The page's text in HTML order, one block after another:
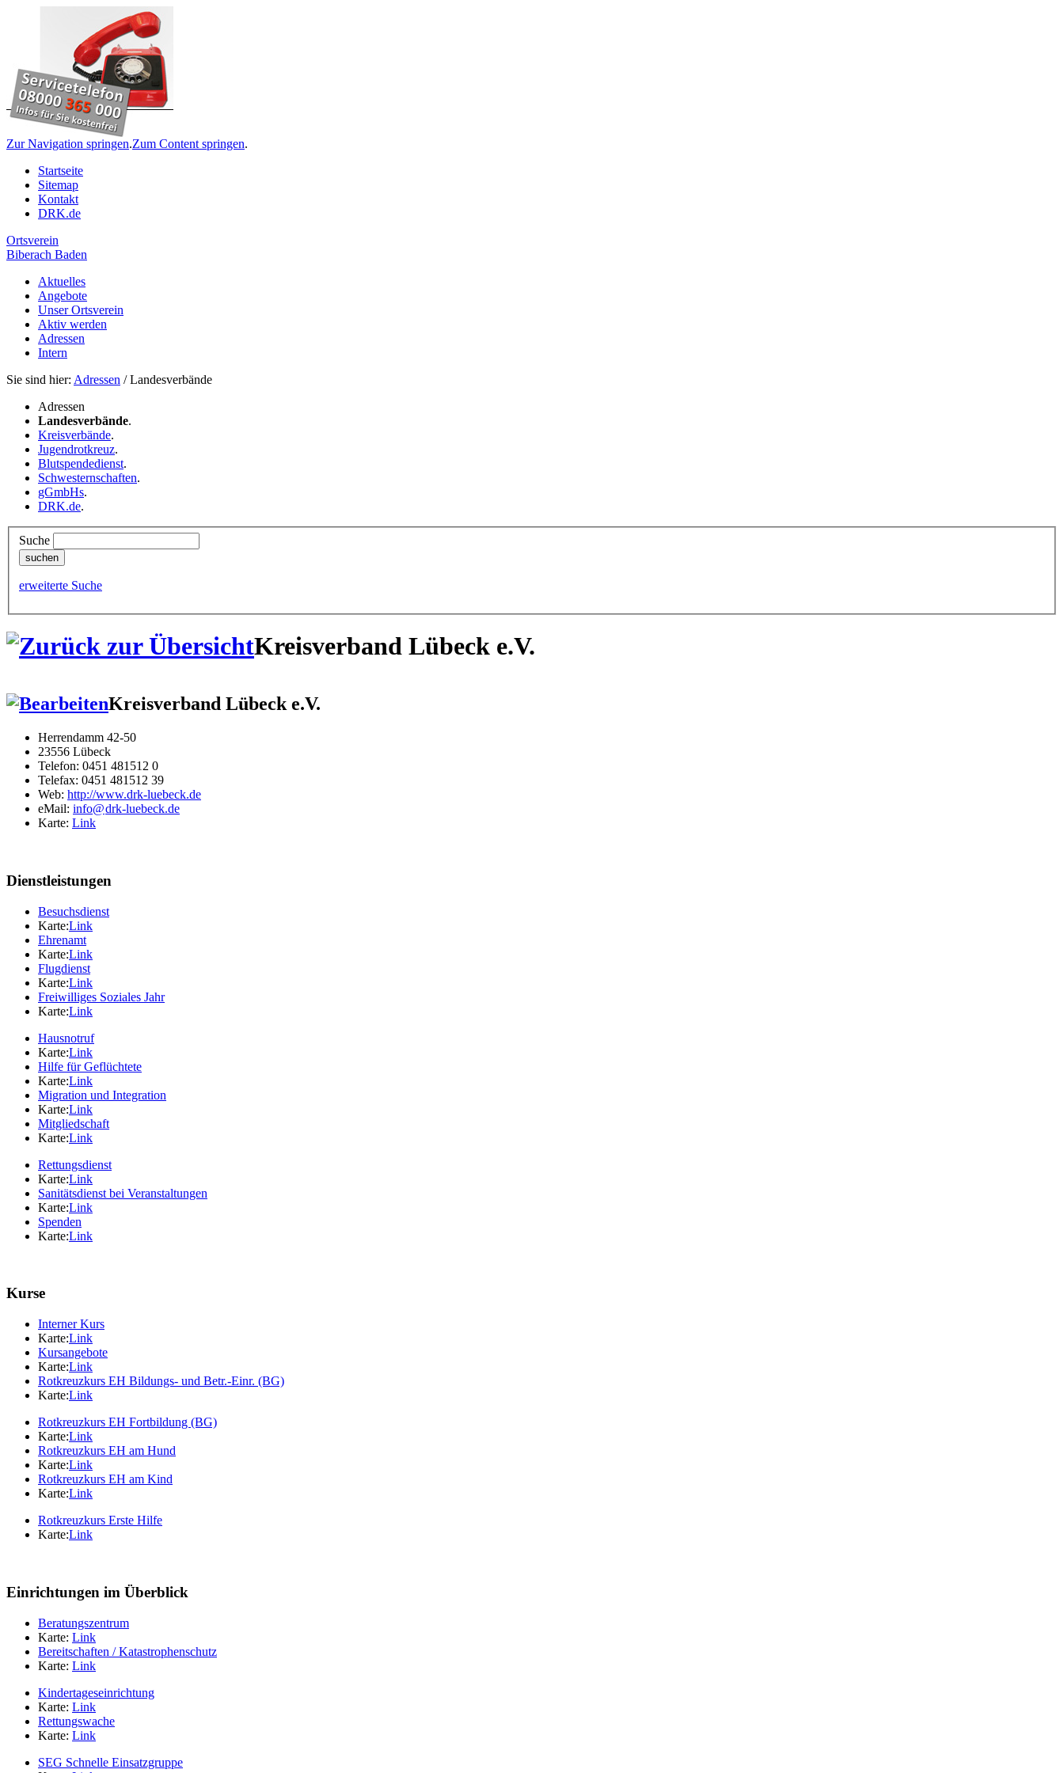
Zur Navigation springen.Zum Content springen.
Startseite
Sitemap
Kontakt
DRK.de
Ortsverein
Biberach Baden
Aktuelles
Angebote
Unser Ortsverein
Aktiv werden
Adressen
Intern
Sie sind hier: Adressen / Landesverbände
Adressen
Landesverbände.
Kreisverbände.
Jugendrotkreuz.
Blutspendedienst.
Schwesternschaften.
gGmbHs.
DRK.de.
Suche
erweiterte Suche
Kreisverband Lübeck e.V.
Kreisverband Lübeck e.V.
Herrendamm 42-50
23556 Lübeck
Telefon: 0451 481512 0
Telefax: 0451 481512 39
Web: http://www.drk-luebeck.de
eMail: info@drk-luebeck.de
Karte: Link
Dienstleistungen
Besuchsdienst
Karte:Link
Ehrenamt
Karte:Link
Flugdienst
Karte:Link
Freiwilliges Soziales Jahr
Karte:Link
Hausnotruf
Karte:Link
Hilfe für Geflüchtete
Karte:Link
Migration und Integration
Karte:Link
Mitgliedschaft
Karte:Link
Rettungsdienst
Karte:Link
Sanitätsdienst bei Veranstaltungen
Karte:Link
Spenden
Karte:Link
Kurse
Interner Kurs
Karte:Link
Kursangebote
Karte:Link
Rotkreuzkurs EH Bildungs- und Betr.-Einr. (BG)
Karte:Link
Rotkreuzkurs EH Fortbildung (BG)
Karte:Link
Rotkreuzkurs EH am Hund
Karte:Link
Rotkreuzkurs EH am Kind
Karte:Link
Rotkreuzkurs Erste Hilfe
Karte:Link
Einrichtungen im Überblick
Beratungszentrum
Karte: Link
Bereitschaften / Katastrophenschutz
Karte: Link
Kindertageseinrichtung
Karte: Link
Rettungswache
Karte: Link
SEG Schnelle Einsatzgruppe